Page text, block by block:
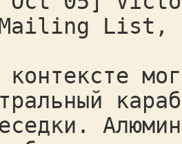
Mailing List,